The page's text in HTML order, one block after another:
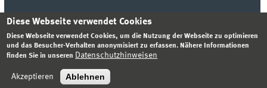
INDEX SITEMAP KONTAKT ANMELDEN
IMPRESSUM
DATENSCHUTZHINWEIS
© 2026 INSTITUT FÜR WIRTSCHAFTSINFORMATIK
Diese Webseite verwendet Cookies
Diese Webseite verwendet Cookies, um die Nutzung der Webseite zu optimieren
und das Besucher-Verhalten anonymisiert zu erfassen. Nähere Informationen
finden Sie in unseren Datenschutzhinweisen
Akzeptieren Ablehnen